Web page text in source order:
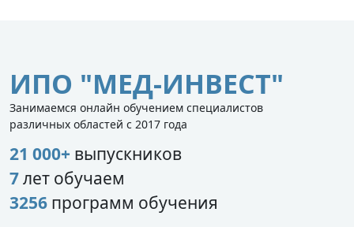
ИПО "МЕД-ИНВЕСТ"
Занимаемся онлайн обучением специалистов
различных областей с 2017 года
21 000+ выпускников
7лет обучаем
3256 программ обучения